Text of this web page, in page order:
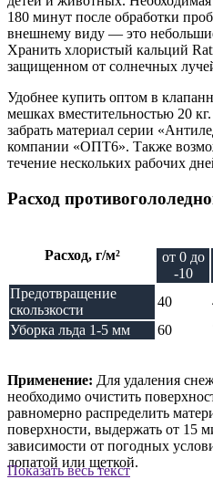
Показать весь текст
180 минут после обработки
внешнему виду — это
Хранить хлористый кальций
защищенном от солнечных
Удобнее купить оптом в
мешках вместительностью 20
забрать материал серии
компании «ОПТ6». Также
течение нескольких рабочих
Расход
Расход, г/м²
от 0 до
-10
Предотвращение
скользкости
40
Уборка льда 1-5 мм
60
Применение: Для удаления
необходимо очистить
равномерно распределить
поверхности, выдержать от 15
зависимости от погодных
лопатой или щеткой.